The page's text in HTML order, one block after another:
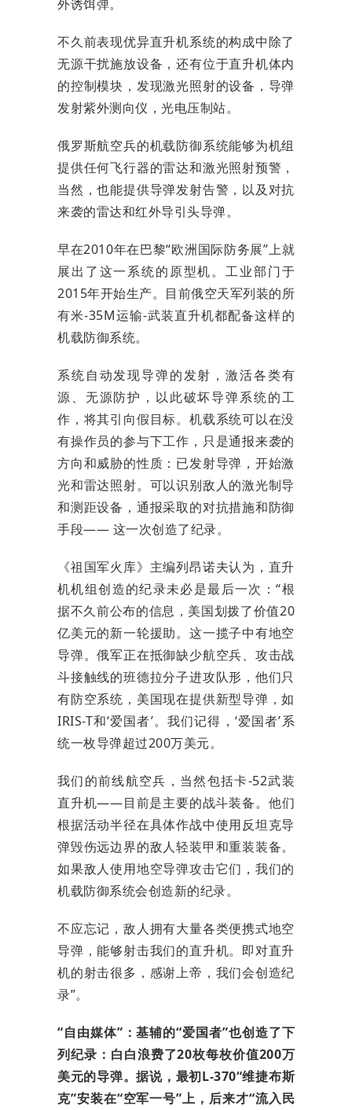
外诱饵弹。
不久前表现优异直升机系统的构成中除了
无源干扰施放设备，还有位于直升机体内
的控制模块，发现激光照射的设备，导弹
发射紫外测向仪，光电压制站。
俄罗斯航空兵的机载防御系统能够为机组
提供任何飞行器的雷达和激光照射预警，
当然，也能提供导弹发射告警，以及对抗
来袭的雷达和红外导引头导弹。
早在2010年在巴黎“欧洲国际防务展”上就
展出了这一系统的原型机。工业部门于
2015年开始生产。目前俄空天军列装的所
有米-35M运输-武装直升机都配备这样的
机载防御系统。
系统自动发现导弹的发射，激活各类有
源、无源防护，以此破坏导弹系统的工
作，将其引向假目标。机载系统可以在没
有操作员的参与下工作，只是通报来袭的
方向和威胁的性质：已发射导弹，开始激
光和雷达照射。可以识别敌人的激光制导
和测距设备，通报采取的对抗措施和防御
手段—— 这一次创造了纪录。
《祖国军火库》主编列昂诺夫认为，直升
机机组创造的纪录未必是最后一次：“根
据不久前公布的信息，美国划拨了价值20
亿美元的新一轮援助。这一揽子中有地空
导弹。俄军正在抵御缺少航空兵、攻击战
斗接触线的班德拉分子进攻队形，他们只
有防空系统，美国现在提供新型导弹，如
IRIS-T和‘爱国者’。我们记得，‘爱国者’系
统一枚导弹超过200万美元。
我们的前线航空兵，当然包括卡-52武装
直升机——目前是主要的战斗装备。他们
根据活动半径在具体作战中使用反坦克导
弹毁伤远边界的敌人轻装甲和重装装备。
如果敌人使用地空导弹攻击它们，我们的
机载防御系统会创造新的纪录。
不应忘记，敌人拥有大量各类便携式地空
导弹，能够射击我们的直升机。即对直升
机的射击很多，感谢上帝，我们会创造纪
录”。
“自由媒体”：基辅的“爱国者”也创造了下
列纪录：白白浪费了20枚每枚价值200万
美元的导弹。据说，最初L-370“维捷布斯
克”安装在“空军一号”上，后来才“流入民